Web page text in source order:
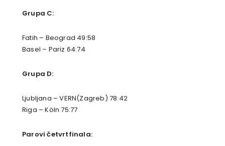
Grupa C:
Fatih – Beograd 49:58
Basel – Pariz 64:74
Grupa D:
Ljubljana – VERN(Zagreb) 78:42
Riga – Köln 75:77
Parovi četvrtfinala: